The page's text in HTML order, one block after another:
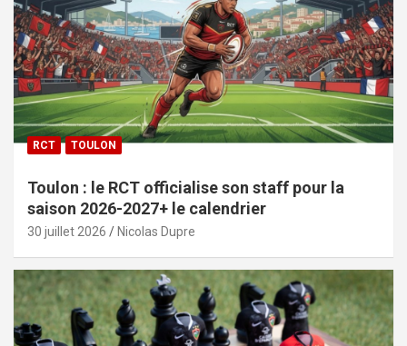
RCT TOULON
Toulon : le RCT officialise son staff pour la
saison 2026-2027+ le calendrier
30 juillet 2026 Nicolas Dupre